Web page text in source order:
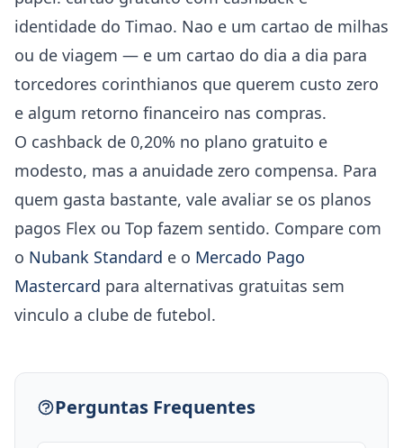
identidade do Timao. Nao e um cartao de milhas
ou de viagem — e um cartao do dia a dia para
torcedores corinthianos que querem custo zero
e algum retorno financeiro nas compras.
O cashback de 0,20% no plano gratuito e
modesto, mas a anuidade zero compensa. Para
quem gasta bastante, vale avaliar se os planos
pagos Flex ou Top fazem sentido. Compare com
o Nubank Standard e o Mercado Pago
Mastercard para alternativas gratuitas sem
vinculo a clube de futebol.
Perguntas Frequentes